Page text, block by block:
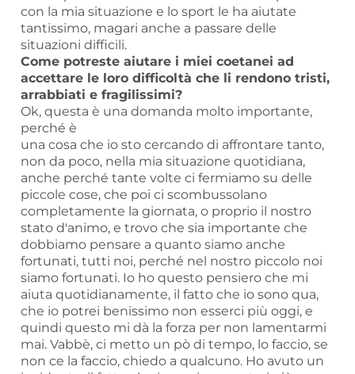
con la mia situazione e lo sport le ha aiutate
tantissimo, magari anche a passare delle
situazioni difficili.
Come potreste aiutare i miei coetanei ad
accettare le loro difficoltà che li rendono tristi,
arrabbiati e fragilissimi?
Ok, questa è una domanda molto importante,
perché è
una cosa che io sto cercando di affrontare tanto,
non da poco, nella mia situazione quotidiana,
anche perché tante volte ci fermiamo su delle
piccole cose, che poi ci scombussolano
completamente la giornata, o proprio il nostro
stato d'animo, e trovo che sia importante che
dobbiamo pensare a quanto siamo anche
fortunati, tutti noi, perché nel nostro piccolo noi
siamo fortunati. Io ho questo pensiero che mi
aiuta quotidianamente, il fatto che io sono qua,
che io potrei benissimo non esserci più oggi, e
quindi questo mi dà la forza per non lamentarmi
mai. Vabbè, ci metto un pò di tempo, lo faccio, se
non ce la faccio, chiedo a qualcuno. Ho avuto un